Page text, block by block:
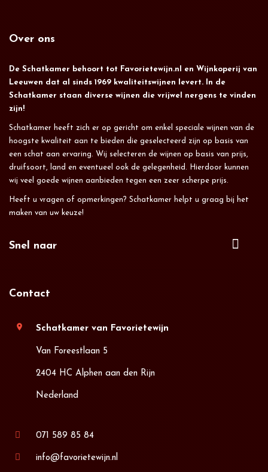
Over ons
De Schatkamer behoort tot Favorietewijn.nl en Wijnkoperij van
Leeuwen dat al sinds 1969 kwaliteitswijnen levert. In de
Schatkamer staan diverse wijnen die vrijwel nergens te vinden
zijn!
Schatkamer heeft zich er op gericht om enkel speciale wijnen van de
hoogste kwaliteit aan te bieden die geselecteerd zijn op basis van
een schat aan ervaring. Wij selecteren de wijnen op basis van prijs,
druifsoort, land en eventueel ook de gelegenheid. Hierdoor kunnen
wij veel goede wijnen aanbieden tegen een zeer scherpe prijs.
Heeft u vragen of opmerkingen? Schatkamer helpt u graag bij het
maken van uw keuze!
Snel naar
Contact
location_on Schatkamer van Favorietewijn
Van Foreestlaan 5
2404 HC Alphen aan den Rijn
Nederland
071 589 85 84
info@favorietewijn.nl